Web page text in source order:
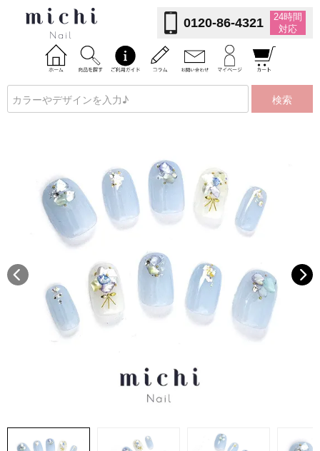
0120-86-4321
24時間
対応
検索